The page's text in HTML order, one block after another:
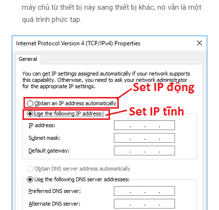
máy chủ từ thiết bị này sang thiết bị khác, nó vẫn là một
quá trình phức tạp.